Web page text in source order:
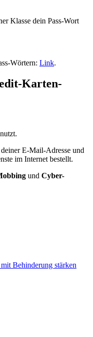
Klasse dein Pass-Wort
Wörtern: Link.
Karten-
E-Mail-Adresse und
im Internet bestellt.
und Cyber-
Behinderung stärken